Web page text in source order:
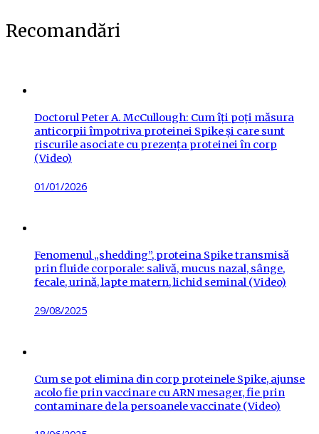
Recomandări
Doctorul Peter A. McCullough: Cum îți poți măsura
anticorpii împotriva proteinei Spike și care sunt
riscurile asociate cu prezența proteinei în corp
(Video)
Posted
01/01/2026
Fenomenul „shedding”, proteina Spike transmisă
prin fluide corporale: salivă, mucus nazal, sânge,
fecale, urină, lapte matern, lichid seminal (Video)
Posted
29/08/2025
Cum se pot elimina din corp proteinele Spike, ajunse
acolo fie prin vaccinare cu ARN mesager, fie prin
contaminare de la persoanele vaccinate (Video)